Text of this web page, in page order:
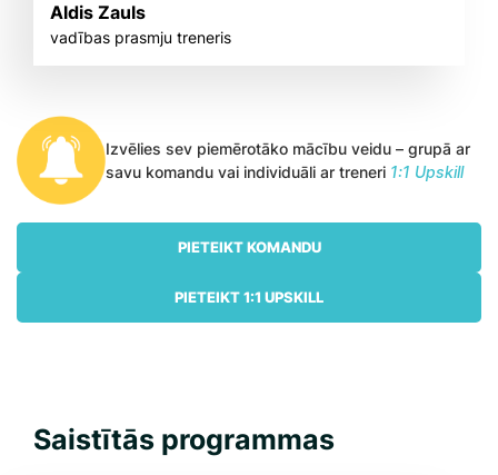
Aldis Zauls
vadības prasmju treneris
Izvēlies sev piemērotāko mācību veidu – grupā ar
savu komandu vai individuāli ar treneri 1:1 Upskill
PIETEIKT KOMANDU
PIETEIKT 1:1 UPSKILL
Saistītās programmas